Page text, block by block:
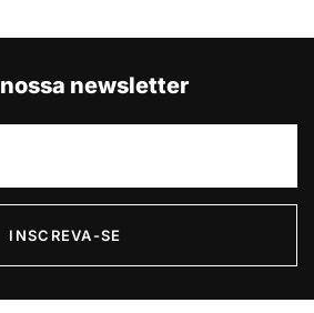
newsletter
INSCREVA-SE